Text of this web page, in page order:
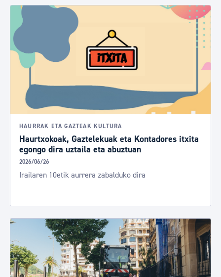
HAURRAK ETA GAZTEAK KULTURA
Haurtxokoak, Gaztelekuak eta Kontadores itxita
egongo dira uztaila eta abuztuan
2026/06/26
Irailaren 10etik aurrera zabalduko dira